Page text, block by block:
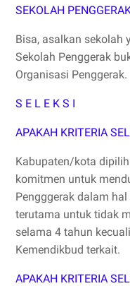
SEKOLAH
Bisa, asalkan sekolah
Sekolah Penggerak
Organisasi Penggerak.
S E L E K S I
APAKAH KRITERIA
Kabupaten/kota
komitmen untuk
Pengggerak dalam
terutama untuk tidak
selama 4 tahun
Kemendikbud terkait.
APAKAH KRITERIA